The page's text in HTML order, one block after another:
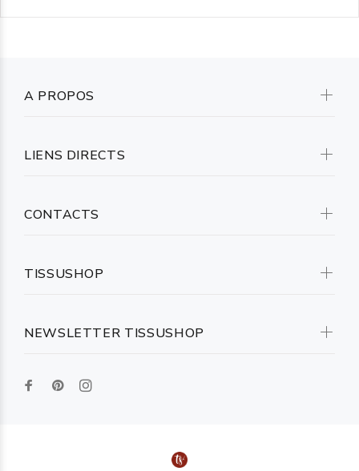
NEWSLETTER TISSUSHOP
A PROPOS
LIENS DIRECTS
CONTACTS
TISSUSHOP